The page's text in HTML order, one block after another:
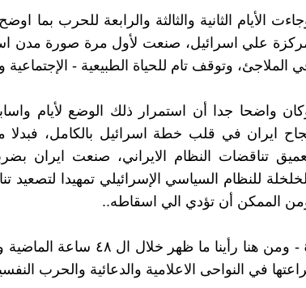
الأيام الثانية والثالثة والرابعة للحرب بما
علي اسرائيل، صنعت لأول مرة صورة مدن
الملاجئ، وتوقف تام للحياة الطبيعية -
واضحا جدا أن استمرار ذلك الوضع لأيام
ايران في قلب خطة اسرائيل بالكامل، فبدلا
تناقضات النظام الايراني، صنعت ايران
الخلخلة للنظام السياسي الإسرائيلي تمهيدا لتصعيد
الممكن أن تؤدي الي اسقاطه..
٤ - ومن هنا رأينا ما ظهر
في النواحى الاعلامية والدعائية والحرب